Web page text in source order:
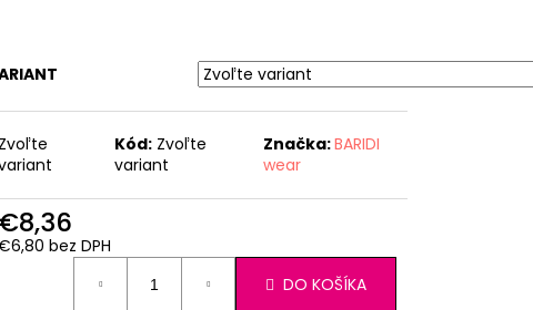
Zvoľte
Kód: Zvoľte
variant
Značka:BARIDI
wear
€8,36
bez DPH
DO KOŠÍKA